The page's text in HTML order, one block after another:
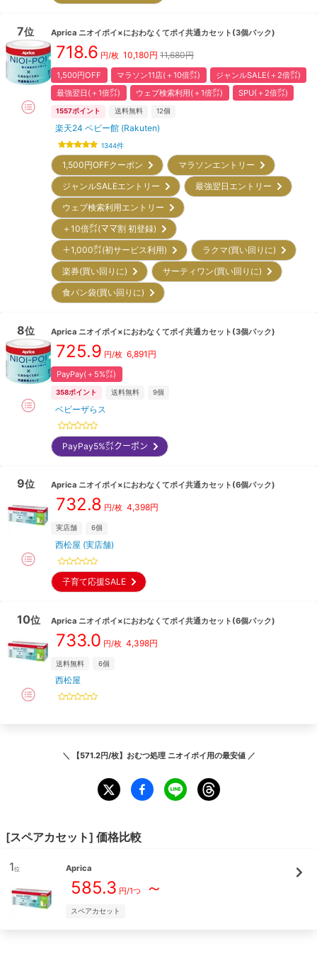
7位 Aprica ニオイポイ×におわなくてポイ共通カセット(3個パック)
718.6 円/枚 10,180円 11,680円
1,500円OFF マラソン11店(＋10倍㌽)
ジャンルSALE(＋2倍㌽)
最強翌日(＋1倍㌽)
ウェブ検索利用(＋1倍㌽) SPU(＋2倍㌽)
1557ポイント 送料無料 12個
楽天24 ベビー館 (Rakuten)
1344件
1,500円OFFクーポン
マラソンエントリー
ジャンルSALEエントリー
最強翌日エントリー
ウェブ検索利用エントリー
＋10倍㌽(ママ割 初登録)
＋1,000㌽(初サービス利用)
ラクマ(買い回りに)
楽券(買い回りに)
サーティワン(買い回りに)
食パン袋(買い回りに)
8位 Aprica ニオイポイ×におわなくてポイ共通カセット(3個パック)
725.9 円/枚 6,891 円
PayPay(＋5%㌽)
358ポイント 送料無料 9個
ベビーザらス
PayPay5%㌽クーポン
9位 Aprica ニオイポイ×におわなくてポイ共通カセット(6個パック)
732.8 円/枚 4,398円
実店舗 6個
西松屋 (実店舗)
子育て応援SALE
10位 Aprica ニオイポイ×におわなくてポイ共通カセット(6個パック)
733.0 円/枚 4,398円
送料無料 6個
西松屋
＼ 【571.2円/枚】おむつ処理 ニオイポイ用の最安値 ／
[スペアカセット] 価格比較
1位 Aprica
585.3 円/1つ ～
スペアカセット